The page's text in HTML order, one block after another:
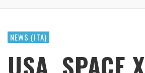
NEWS (ITA)
USA, SPACE X